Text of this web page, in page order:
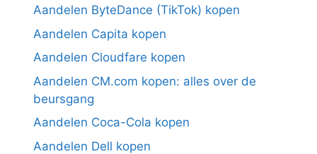
Aandelen ByteDance (TikTok) kopen
Aandelen Capita kopen
Aandelen Cloudfare kopen
Aandelen CM.com kopen: alles over de
beursgang
Aandelen Coca-Cola kopen
Aandelen Dell kopen